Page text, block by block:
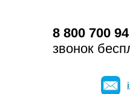
8 800 700
звонок